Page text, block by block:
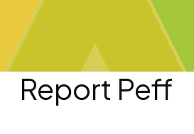
Report Peff